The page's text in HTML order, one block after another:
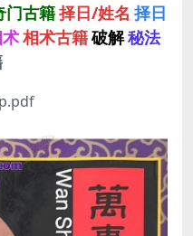
门古籍择日/姓名 择日
相术古籍破解秘法